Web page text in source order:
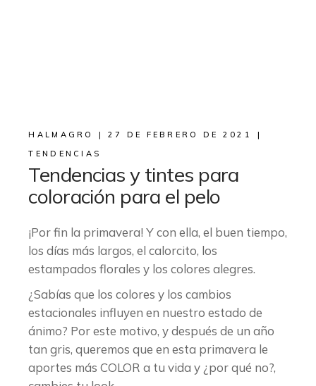
HALMAGRO
27 DE FEBRERO DE 2021
TENDENCIAS
Tendencias y tintes para
coloración para el pelo
¡Por fin la primavera! Y con ella, el buen tiempo,
los días más largos, el calorcito, los
estampados florales y los colores alegres.
¿Sabías que los colores y los cambios
estacionales influyen en nuestro estado de
ánimo? Por este motivo, y después de un año
tan gris, queremos que en esta primavera le
aportes más COLOR a tu vida y ¿por qué no?,